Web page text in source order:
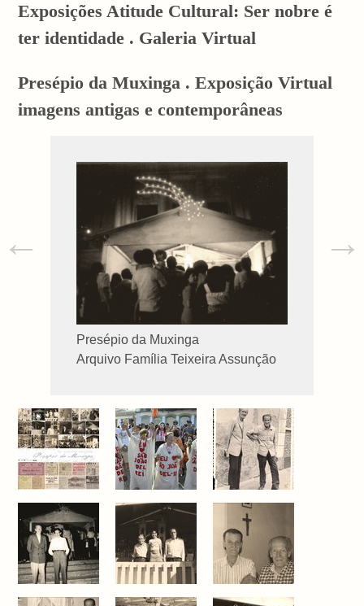
Exposições Atitude Cultural: Ser nobre é
ter identidade . Galeria Virtual
Presépio da Muxinga . Exposição Virtual
imagens antigas e contemporâneas
Presépio da Muxinga
Arquivo Família Teixeira Assunção
← →